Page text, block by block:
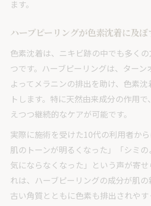
ます。
ハーブピーリングが色素沈着に及
色素沈着は、ニキビ跡の中でも多く
つです。ハーブピーリングは、ターン
よってメラニンの排出を助け、色素
トします。特に天然由来成分の作用
えつつ継続的なケアが可能です。
実際に施術を受けた10代の利用者か
肌のトーンが明るくなった」「シミ
気にならなくなった」という声が寄せ
れは、ハーブピーリングの成分が肌の
古い角質とともに色素も排出されやす